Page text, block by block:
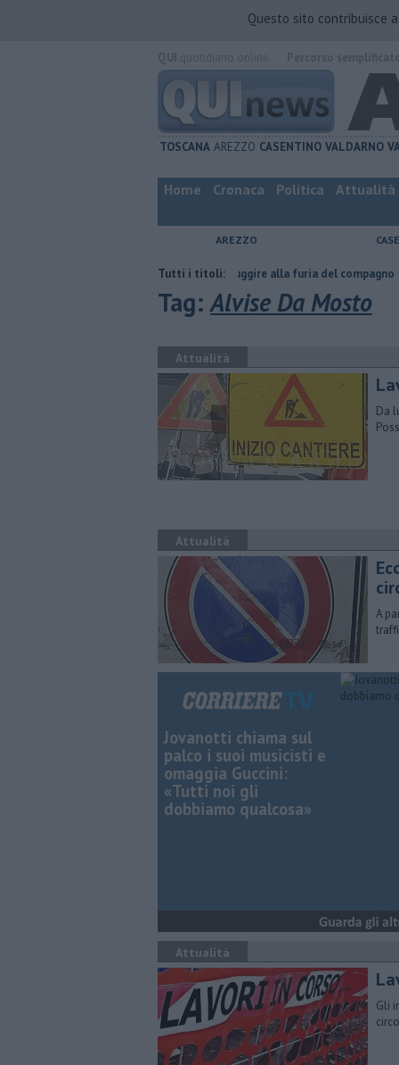
Questo sito contribuisce
TOSCANA AREZZO CASENTINO VALDARNO
Home Cronaca Politica Attualità
AREZZO
Tutti i titoli:
Nascosta in un bar per sfuggire alla furia del compagno ​Tutte
Tag:Alvise Da Mosto
Attualità
Da
Attualità
A
Jovanotti chiama sul
palco i suoi musicisti e
omaggia Guccini:
«Tutti noi gli
dobbiamo qualcosa»
Attualità
Gli